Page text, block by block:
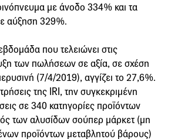
με άνοδο 334% και τα
αύξηση 329%.
που τελειώνει στις
των πωλήσεων σε αξία, σε σχέση
(7/4/2019), αγγίζει το 27,6%.
της IRI, την συγκεκριμένη
σε 340 κατηγορίες προϊόντων
των αλυσίδων σούπερ μάρκετ (μη
προϊόντων μεταβλητού βάρους)